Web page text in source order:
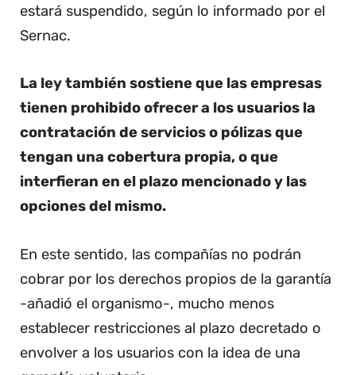
estará suspendido, según lo informado por el
Sernac.
La ley también sostiene que las empresas
tienen prohibido ofrecer a los usuarios la
contratación de servicios o pólizas que
tengan una cobertura propia, o que
interfieran en el plazo mencionado y las
opciones del mismo.
En este sentido, las compañías no podrán
cobrar por los derechos propios de la garantía
-añadió el organismo-, mucho menos
establecer restricciones al plazo decretado o
envolver a los usuarios con la idea de una